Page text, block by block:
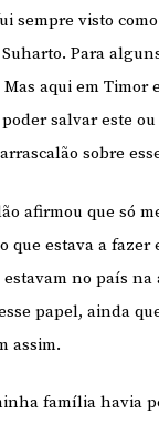
sempre visto
Para
aqui em Timor
salvar este
sobre
afirmou que só
que estava a fazer
no país na
papel, ainda
assim.
família havia